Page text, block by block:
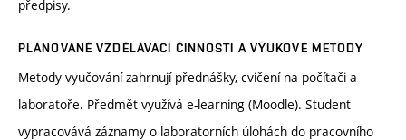
předpisy.
PLÁNOVANÉ VZDĚLÁVACÍ ČINNOSTI A VÝUKOVÉ METODY
Metody vyučování zahrnují přednášky, cvičení na počítači a
laboratoře. Předmět využívá e-learning (Moodle). Student
vypracovává záznamy o laboratorních úlohách do pracovního